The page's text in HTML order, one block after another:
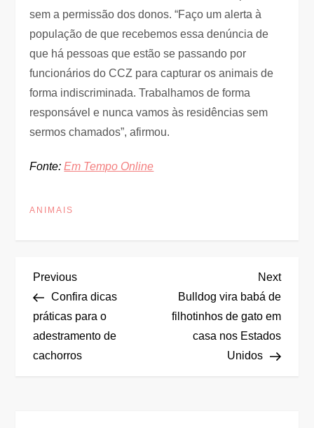
sem a permissão dos donos. “Faço um alerta à
população de que recebemos essa denúncia de
que há pessoas que estão se passando por
funcionários do CCZ para capturar os animais de
forma indiscriminada. Trabalhamos de forma
responsável e nunca vamos às residências sem
sermos chamados”, afirmou.
Fonte:Em Tempo Online
ANIMAIS
N
a
v
Previous
Post
Previous
Confira dicas
práticas para o
adestramento de
cachorros
Next
Post
Next
Bulldog vira babá de
filhotinhos de gato em
casa nos Estados
Unidos